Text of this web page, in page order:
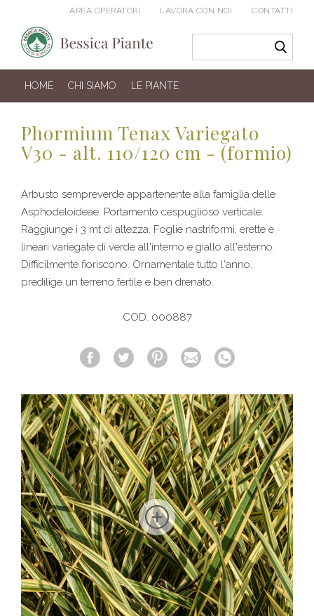
AREA OPERATORI LAVORA CON NOI CONTATTI
HOME CHI SIAMO LE PIANTE
Phormium Tenax Variegato
V30 - alt. 110/120 cm - (formio)
Arbusto sempreverde appartenente alla famiglia delle
Asphodeloideae. Portamento cespuglioso verticale.
Raggiunge i 3 mt di altezza. Foglie nastriformi, erette e
lineari variegate di verde all'interno e giallo all'esterno.
Difficilmente fioriscono. Ornamentale tutto l'anno.
predilige un terreno fertile e ben drenato.
COD. 000887